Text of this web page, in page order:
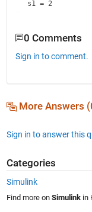
s1 = 2
0 Comments
Sign in to comment.
More Answers
Sign in to answer this
Categories
Simulink
Find more on Simulinkin